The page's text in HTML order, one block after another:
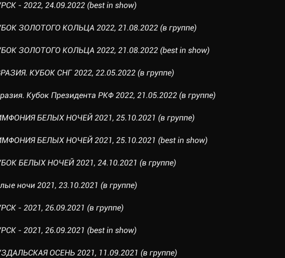
- 2022, 24.09.2022 (best in show)
ЗОЛОТОГО КОЛЬЦА 2022, 21.08.2022 (в группе)
ЗОЛОТОГО КОЛЬЦА 2022, 21.08.2022 (best in show)
КУБОК СНГ 2022, 22.05.2022 (в группе)
Кубок Президента РКФ 2022, 21.05.2022 (в группе)
БЕЛЫХ НОЧЕЙ 2021, 25.10.2021 (в группе)
БЕЛЫХ НОЧЕЙ 2021, 25.10.2021 (best in show)
БЕЛЫХ НОЧЕЙ 2021, 24.10.2021 (в группе)
ночи 2021, 23.10.2021 (в группе)
- 2021, 26.09.2021 (в группе)
- 2021, 26.09.2021 (best in show)
ОСЕНЬ 2021, 11.09.2021 (в группе)